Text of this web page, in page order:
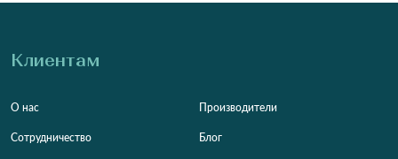
Клиентам
О нас
Сотрудничество
Производители
Блог